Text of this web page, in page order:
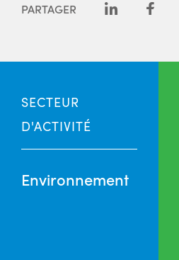
PARTAGER
SECTEUR
D'ACTIVITÉ
Environnement